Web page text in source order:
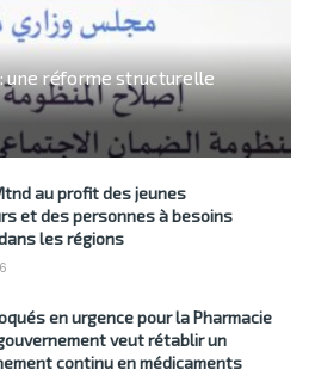
une réforme structurelle
au profit des jeunes
et des personnes à besoins
les régions
en urgence pour la Pharmacie
veut rétablir un
continu en médicaments